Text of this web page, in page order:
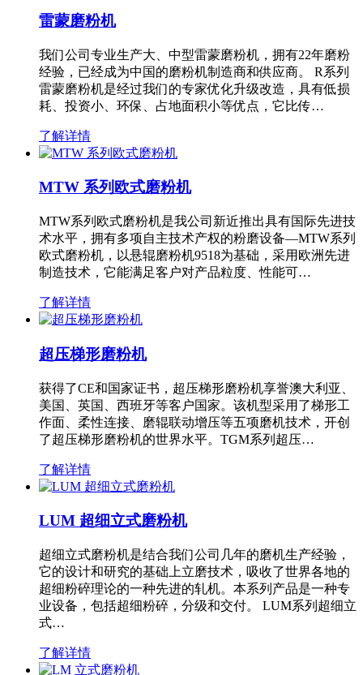
雷蒙磨粉机
我们公司专业生产大、中型雷蒙磨粉机，拥有22年磨粉
经验，已经成为中国的磨粉机制造商和供应商。 R系列
雷蒙磨粉机是经过我们的专家优化升级改造，具有低损
耗、投资小、环保、占地面积小等优点，它比传…
了解详情
MTW 系列欧式磨粉机
MTW系列欧式磨粉机是我公司新近推出具有国际先进技
术水平，拥有多项自主技术产权的粉磨设备—MTW系列
欧式磨粉机，以悬辊磨粉机9518为基础，采用欧洲先进
制造技术，它能满足客户对产品粒度、性能可…
了解详情
超压梯形磨粉机
获得了CE和国家证书，超压梯形磨粉机享誉澳大利亚、
美国、英国、西班牙等客户国家。该机型采用了梯形工
作面、柔性连接、磨辊联动增压等五项磨机技术，开创
了超压梯形磨粉机的世界水平。TGM系列超压…
了解详情
LUM 超细立式磨粉机
超细立式磨粉机是结合我们公司几年的磨机生产经验，
它的设计和研究的基础上立磨技术，吸收了世界各地的
超细粉碎理论的一种先进的轧机。本系列产品是一种专
业设备，包括超细粉碎，分级和交付。 LUM系列超细立
式…
了解详情